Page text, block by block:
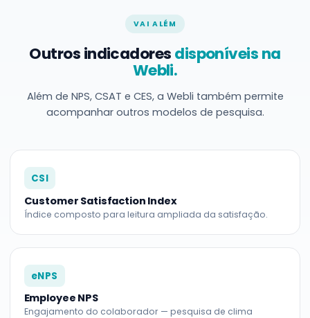
VAI ALÉM
Outros indicadoresdisponíveis na
Webli.
Além de NPS, CSAT e CES, a Webli também permite
acompanhar outros modelos de pesquisa.
CSI
Customer Satisfaction Index
Índice composto para leitura ampliada da satisfação.
eNPS
Employee NPS
Engajamento do colaborador — pesquisa de clima